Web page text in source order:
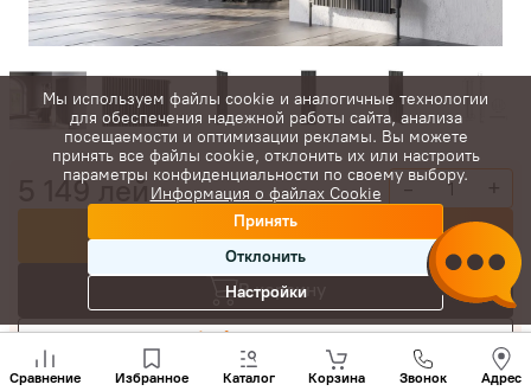
5 149лей - +
Купить сейчас
В корзину
Торговаться
Сравнение Избранное Каталог Корзина Звонок Адрес
нам
+(373)
Мы используем файлы cookie и аналогичные технологии
для обеспечения надежной работы сайта, анализа
посещаемости и оптимизации рекламы. Вы можете
принять все файлы cookie, отклонить их или настроить
параметры конфиденциальности по своему выбору.
Информация о файлах Cookie
Принять
Отклонить
Настройки